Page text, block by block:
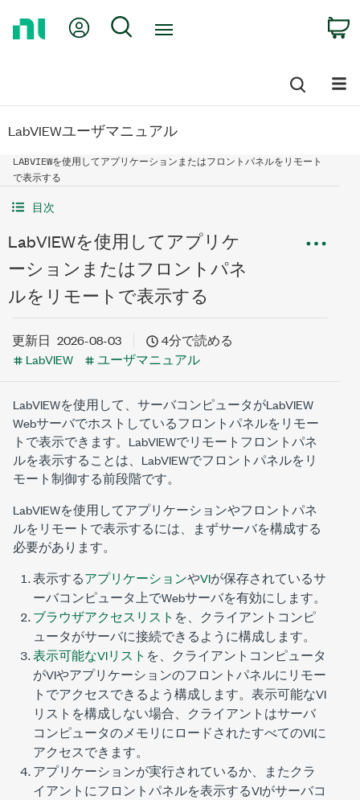
My Account
Search
LabVIEWユーザマニュアル
LABVIEWを使用してアプリケーションまたはフロントパネルをリモート
で表示する
目次
LabVIEWを使用してアプリケ
ーションまたはフロントパネ
ルをリモートで表示する
更新日 2026-08-03
4分で読める
LabVIEW
ユーザマニュアル
LabVIEWを使用して、サーバコンピュータがLabVIEW
Webサーバでホストしているフロントパネルをリモー
トで表示できます。LabVIEWでリモートフロントパネ
ルを表示することは、LabVIEWでフロントパネルをリ
モート制御する前段階です。
LabVIEWを使用してアプリケーションやフロントパネ
ルをリモートで表示するには、まずサーバを構成する
必要があります。
表示するアプリケーションやVIが保存されているサ
ーバコンピュータ上でWebサーバを有効にします。
ブラウザアクセスリスト を、クライアントコンピ
ュータがサーバに接続できるように構成します。
表示可能なVIリスト を、クライアントコンピュータ
がVIやアプリケーションのフロントパネルにリモー
トでアクセスできるよう構成します。表示可能なVI
リストを構成しない場合、クライアントはサーバ
コンピュータのメモリにロードされたすべてのVIに
アクセスできます。
アプリケーションが実行されているか、またクラ
イアントにフロントパネルを表示するVIがサーバコ